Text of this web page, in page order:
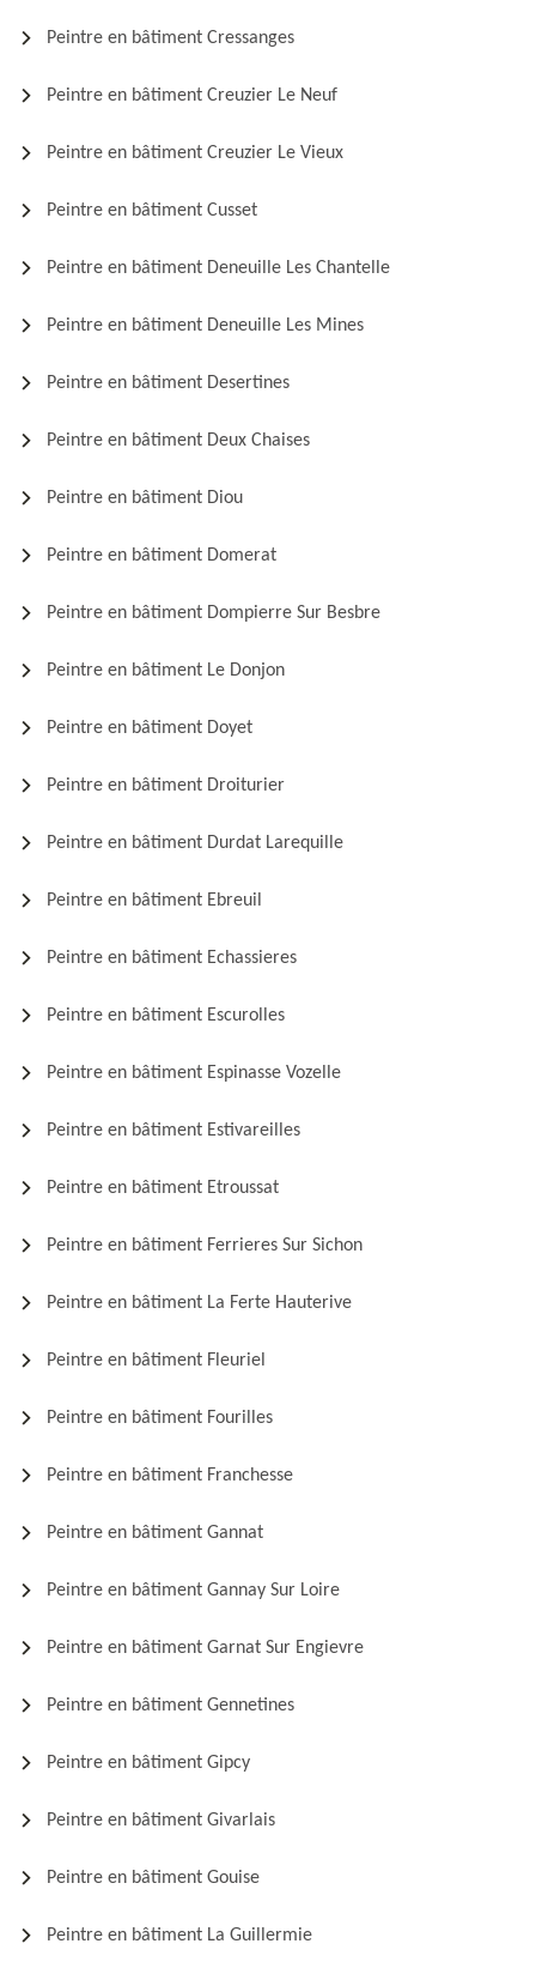
Peintre en bâtiment Cressanges
Peintre en bâtiment Creuzier Le Neuf
Peintre en bâtiment Creuzier Le Vieux
Peintre en bâtiment Cusset
Peintre en bâtiment Deneuille Les Chantelle
Peintre en bâtiment Deneuille Les Mines
Peintre en bâtiment Desertines
Peintre en bâtiment Deux Chaises
Peintre en bâtiment Diou
Peintre en bâtiment Domerat
Peintre en bâtiment Dompierre Sur Besbre
Peintre en bâtiment Le Donjon
Peintre en bâtiment Doyet
Peintre en bâtiment Droiturier
Peintre en bâtiment Durdat Larequille
Peintre en bâtiment Ebreuil
Peintre en bâtiment Echassieres
Peintre en bâtiment Escurolles
Peintre en bâtiment Espinasse Vozelle
Peintre en bâtiment Estivareilles
Peintre en bâtiment Etroussat
Peintre en bâtiment Ferrieres Sur Sichon
Peintre en bâtiment La Ferte Hauterive
Peintre en bâtiment Fleuriel
Peintre en bâtiment Fourilles
Peintre en bâtiment Franchesse
Peintre en bâtiment Gannat
Peintre en bâtiment Gannay Sur Loire
Peintre en bâtiment Garnat Sur Engievre
Peintre en bâtiment Gennetines
Peintre en bâtiment Gipcy
Peintre en bâtiment Givarlais
Peintre en bâtiment Gouise
Peintre en bâtiment La Guillermie